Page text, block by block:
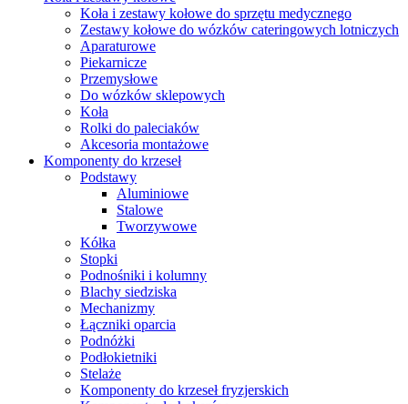
Koła i zestawy kołowe do sprzętu medycznego
Zestawy kołowe do wózków cateringowych lotniczych
Aparaturowe
Piekarnicze
Przemysłowe
Do wózków sklepowych
Koła
Rolki do paleciaków
Akcesoria montażowe
Komponenty do krzeseł
Podstawy
Aluminiowe
Stalowe
Tworzywowe
Kółka
Stopki
Podnośniki i kolumny
Blachy siedziska
Mechanizmy
Łączniki oparcia
Podnóżki
Podłokietniki
Stelaże
Komponenty do krzeseł fryzjerskich